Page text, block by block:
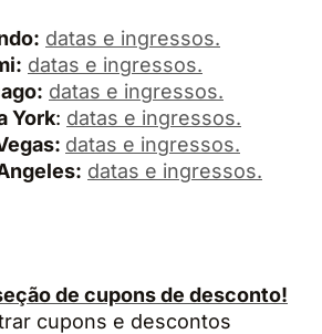
datas e ingressos.
datas e ingressos.
datas e ingressos.
York: datas e ingressos.
datas e ingressos.
datas e ingressos.
de cupons de desconto!
cupons e descontos